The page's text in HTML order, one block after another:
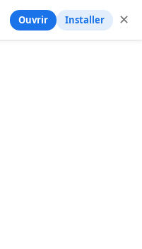
Ouvrir Installer ✕